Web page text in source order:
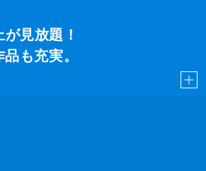
見放題！
も充実。